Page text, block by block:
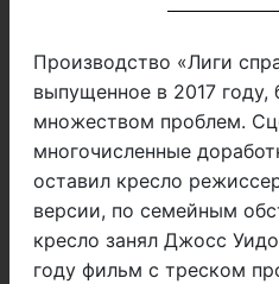
Производство «Лиги
выпущенное в 2017
множеством проблем.
многочисленные
оставил кресло
версии, по семейным
кресло занял Джосс
году фильм с треском